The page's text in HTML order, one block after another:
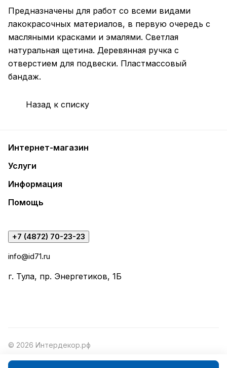
Предназначены для работ со всеми видами
лакокрасочных материалов, в первую очередь с
масляными красками и эмалями. Светлая
натуральная щетина. Деревянная ручка с
отверстием для подвески. Пластмассовый
бандаж.
Назад к списку
Интернет-магазин
Услуги
Информация
Помощь
+7 (4872) 70-23-23
info@id71.ru
г. Тула, пр. Энергетиков, 1Б
© 2026 Интердекор.рф